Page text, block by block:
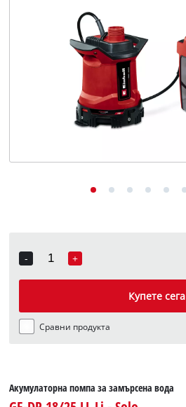
български
-
Quantity
+
Купете сега
Сравни продукта
Акумулаторна помпа за замърсена вода